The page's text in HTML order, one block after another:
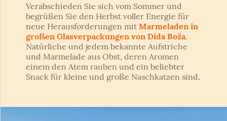
Verabschieden Sie sich vom Sommer und
begrüßen Sie den Herbst voller Energie für
neue Herausforderungen mit Marmeladen in
großen Glasverpackungen von Dida Boža.
Natürliche und jedem bekannte Aufstriche
und Marmelade aus Obst, deren Aromen
einem den Atem rauben und ein beliebter
Snack für kleine und große Naschkatzen sind.